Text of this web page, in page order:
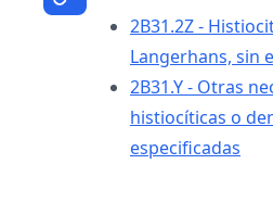
2B31.2Z -
Langerhans, sin
2B31.Y - Otras
histiocíticas o
especificadas